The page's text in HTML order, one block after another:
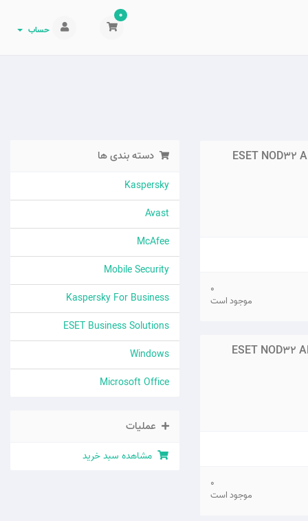
0
حساب
ESET NOD32
0
موجود است
ESET NOD32
0
موجود است
دسته بندی ها
Kaspersky
Avast
McAfee
Mobile Security
Kaspersky For Business
ESET Business Solutions
Windows
Microsoft Office
عملیات
مشاهده سبد خرید